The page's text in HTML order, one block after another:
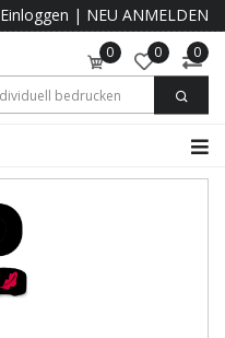
Einloggen | NEU ANMELDEN
0 0 0